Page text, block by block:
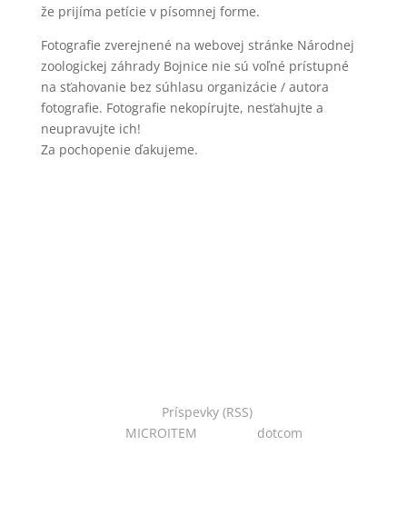
že prijíma petície v písomnej forme.
Fotografie zverejnené na webovej stránke Národnej
zoologickej záhrady Bojnice nie sú voľné prístupné
na sťahovanie bez súhlasu organizácie / autora
fotografie. Fotografie nekopírujte, nesťahujte a
neupravujte ich!
Za pochopenie ďakujeme.
Príspevky (RSS)
MICROITEM dotcom